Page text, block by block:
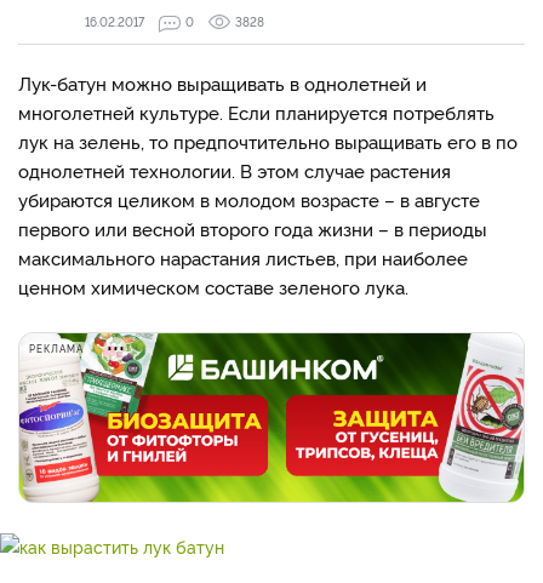
16.02.2017
0 3828
Лук-батун можно выращивать в однолетней и
многолетней культуре. Если планируется потреблять
лук на зелень, то предпочтительно выращивать его в по
однолетней технологии. В этом случае растения
убираются целиком в молодом возрасте – в августе
первого или весной второго года жизни – в периоды
максимального нарастания листьев, при наиболее
ценном химическом составе зеленого лука.
РЕКЛАМА